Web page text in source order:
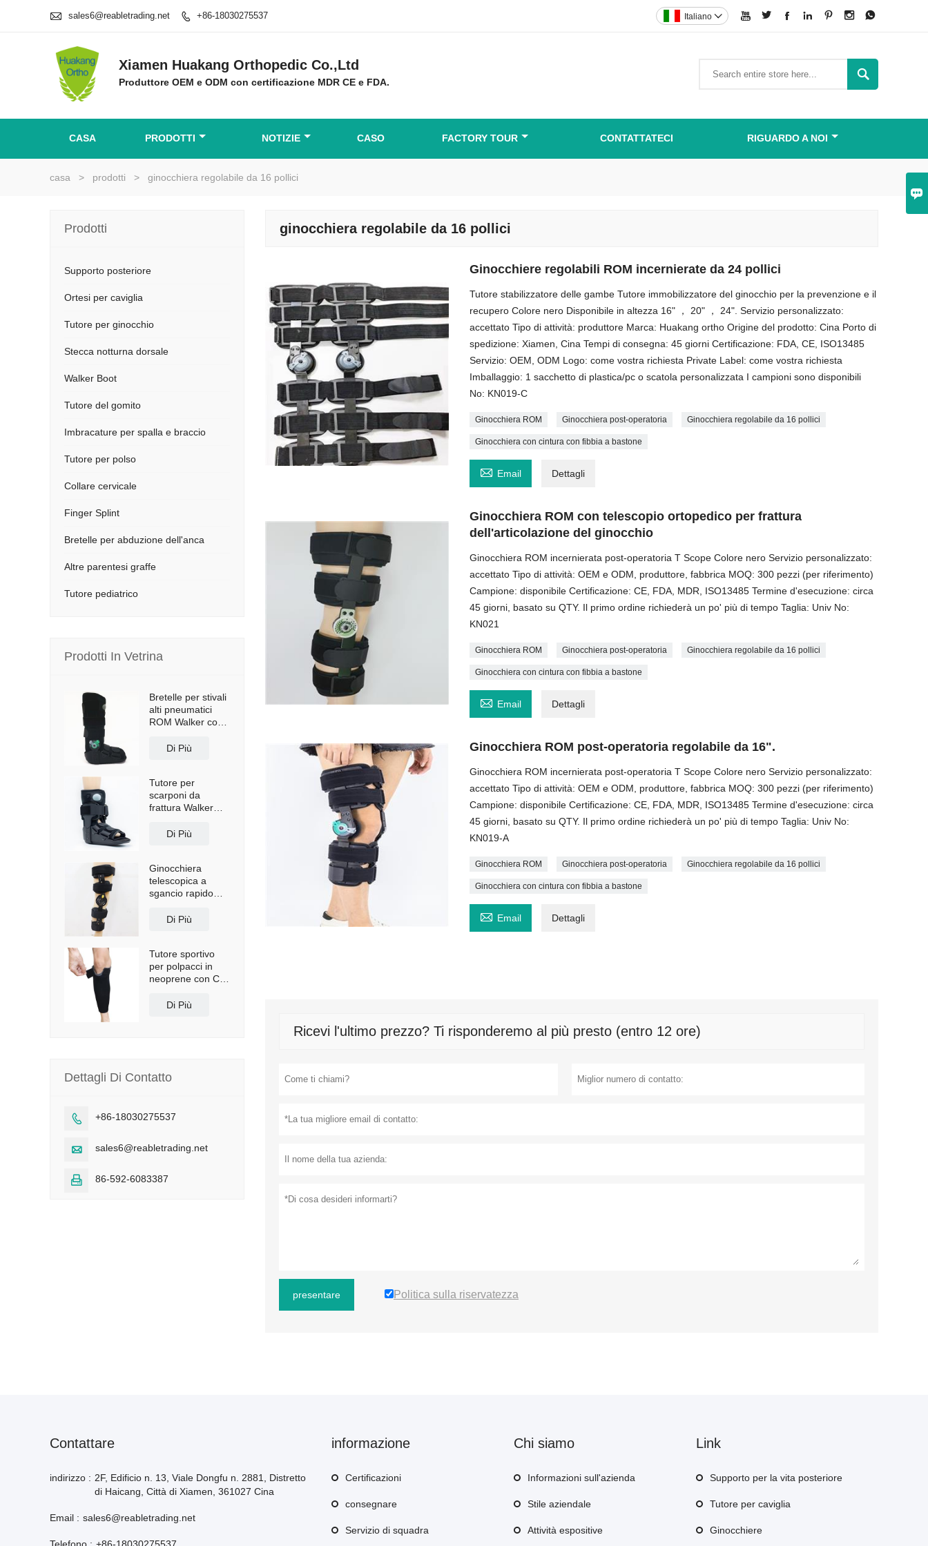

 sales6@reabletrading.net  +86-18030275537       
Italiano 
Xiamen Huakang Orthopedic Co.,Ltd
Produttore OEM e ODM con certificazione MDR CE e FDA.

CASA PRODOTTI NOTIZIE CASO FACTORY TOUR CONTATTATECI RIGUARDO A NOI
casa > prodotti > ginocchiera regolabile da 16 pollici
ginocchiera regolabile da 16 pollici
Ginocchiere regolabili ROM incernierate da 24 pollici
Tutore stabilizzatore delle gambe Tutore immobilizzatore del ginocchio per la prevenzione e il
recupero Colore nero Disponibile in altezza 16" ， 20" ， 24". Servizio personalizzato:
accettato Tipo di attività: produttore Marca: Huakang ortho Origine del prodotto: Cina Porto di
spedizione: Xiamen, Cina Tempi di consegna: 45 giorni Certificazione: FDA, CE, ISO13485
Servizio: OEM, ODM Logo: come vostra richiesta Private Label: come vostra richiesta
Imballaggio: 1 sacchetto di plastica/pc o scatola personalizzata I campioni sono disponibili
No: KN019-C
Ginocchiera ROM Ginocchiera post-operatoria Ginocchiera regolabile da 16 pollici
Ginocchiera con cintura con fibbia a bastone
 Email Dettagli
Ginocchiera ROM con telescopio ortopedico per frattura
dell'articolazione del ginocchio
Ginocchiera ROM incernierata post-operatoria T Scope Colore nero Servizio personalizzato:
accettato Tipo di attività: OEM e ODM, produttore, fabbrica MOQ: 300 pezzi (per riferimento)
Campione: disponibile Certificazione: CE, FDA, MDR, ISO13485 Termine d'esecuzione: circa
45 giorni, basato su QTY. Il primo ordine richiederà un po' più di tempo Taglia: Univ No:
KN021
Ginocchiera ROM Ginocchiera post-operatoria Ginocchiera regolabile da 16 pollici
Ginocchiera con cintura con fibbia a bastone
 Email Dettagli
Ginocchiera ROM post-operatoria regolabile da 16".
Ginocchiera ROM incernierata post-operatoria T Scope Colore nero Servizio personalizzato:
accettato Tipo di attività: OEM e ODM, produttore, fabbrica MOQ: 300 pezzi (per riferimento)
Campione: disponibile Certificazione: CE, FDA, MDR, ISO13485 Termine d'esecuzione: circa
45 giorni, basato su QTY. Il primo ordine richiederà un po' più di tempo Taglia: Univ No:
KN019-A
Ginocchiera ROM Ginocchiera post-operatoria Ginocchiera regolabile da 16 pollici
Ginocchiera con cintura con fibbia a bastone
 Email Dettagli
Ricevi l'ultimo prezzo? Ti risponderemo al più presto (entro 12 ore)
presentare Politica sulla riservatezza
Prodotti
Supporto posteriore
Ortesi per caviglia
Tutore per ginocchio
Stecca notturna dorsale
Walker Boot
Tutore del gomito
Imbracature per spalla e braccio
Tutore per polso
Collare cervicale
Finger Splint
Bretelle per abduzione dell'anca
Altre parentesi graffe
Tutore pediatrico
Prodotti In Vetrina
Bretelle per stivali
alti pneumatici
ROM Walker con
Di Più
Tutore per
scarponi da
frattura Walker
Di Più
Ginocchiera
telescopica a
sgancio rapido
Di Più
Tutore sportivo
per polpacci in
neoprene con CE
Di Più
Dettagli Di Contatto
 +86-18030275537
 sales6@reabletrading.net
 86-592-6083387
Contattare
indirizzo : 2F, Edificio n. 13, Viale Dongfu n. 2881, Distretto
di Haicang, Città di Xiamen, 361027 Cina
Email : sales6@reabletrading.net
informazione
Certificazioni
consegnare
Servizio di squadra
Chi siamo
Informazioni sull'azienda
Stile aziendale
Attività espositive
Link
Supporto per la vita posteriore
Tutore per caviglia
Ginocchiere